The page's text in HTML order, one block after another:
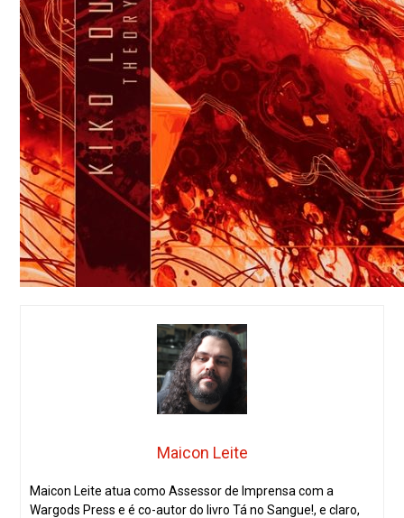
Maicon Leite
Maicon Leite atua como Assessor de Imprensa com a
Wargods Press e é co-autor do livro Tá no Sangue!, e claro,